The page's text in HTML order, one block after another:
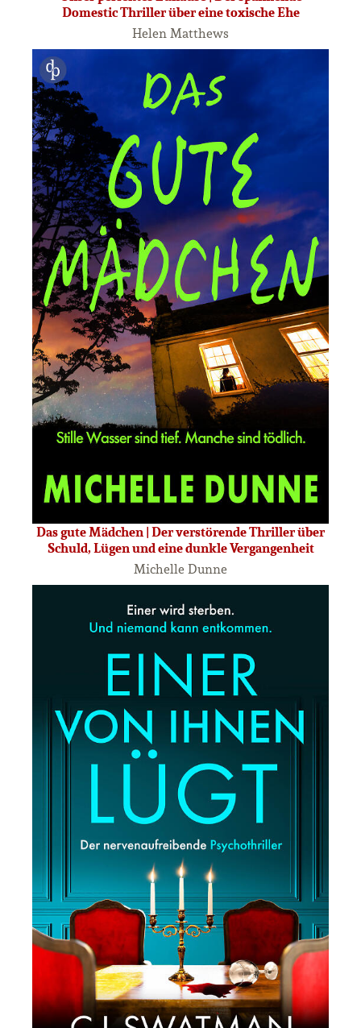
Domestic Thriller über eine toxische Ehe
Helen Matthews
Das gute Mädchen | Der verstörende Thriller über
Schuld, Lügen und eine dunkle Vergangenheit
Michelle Dunne